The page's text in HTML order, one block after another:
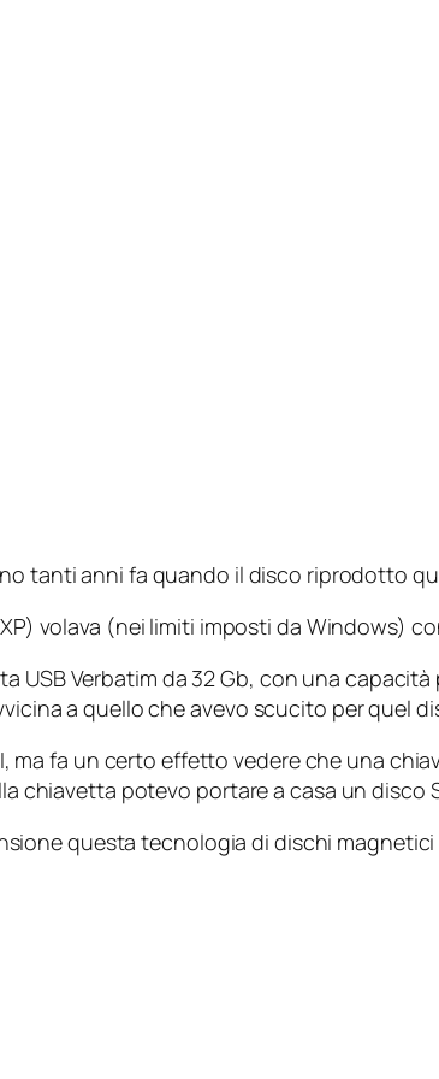
tanti anni fa quando il disco riprodotto
volava (nei limiti imposti da Windows)
USB Verbatim da 32 Gb, con una
a quello che avevo scucito per quel
ma fa un certo effetto vedere che una
chiavetta potevo portare a casa un disco
questa tecnologia di dischi